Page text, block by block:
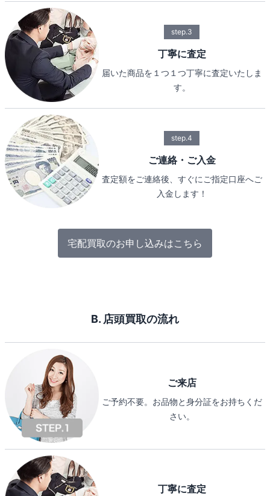
step.3
丁寧に査定
届いた商品を１つ１つ丁寧に査定いたしま
す。
step.4
ご連絡・ご入金
査定額をご連絡後、すぐにご指定口座へご
入金します！
宅配買取のお申し込みはこちら
B. 店頭買取の流れ
ご来店
ご予約不要。お品物と身分証をお持ちくだ
さい。
丁寧に査定